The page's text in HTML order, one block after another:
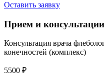
Оставить заявку
Прием и
Консультация врача
конечностей (комплекс)
5500 ₽